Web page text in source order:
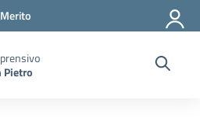
Pietro